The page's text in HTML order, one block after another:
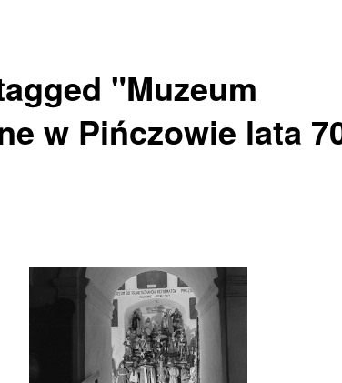
"Muzeum
w Pińczowie lata